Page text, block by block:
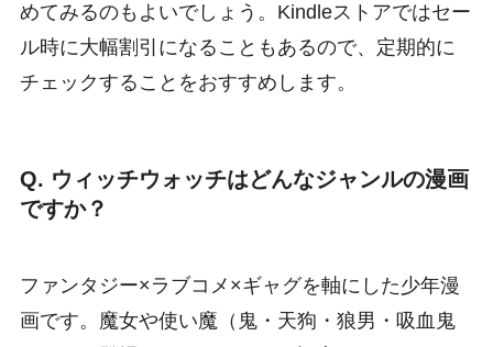
めてみるのもよいでしょう。Kindleストアではセー
ル時に大幅割引になることもあるので、定期的に
チェックすることをおすすめします。
Q. ウィッチウォッチはどんなジャンルの漫画
ですか？
ファンタジー×ラブコメ×ギャグを軸にした少年漫
画です。魔女や使い魔（鬼・天狗・狼男・吸血鬼